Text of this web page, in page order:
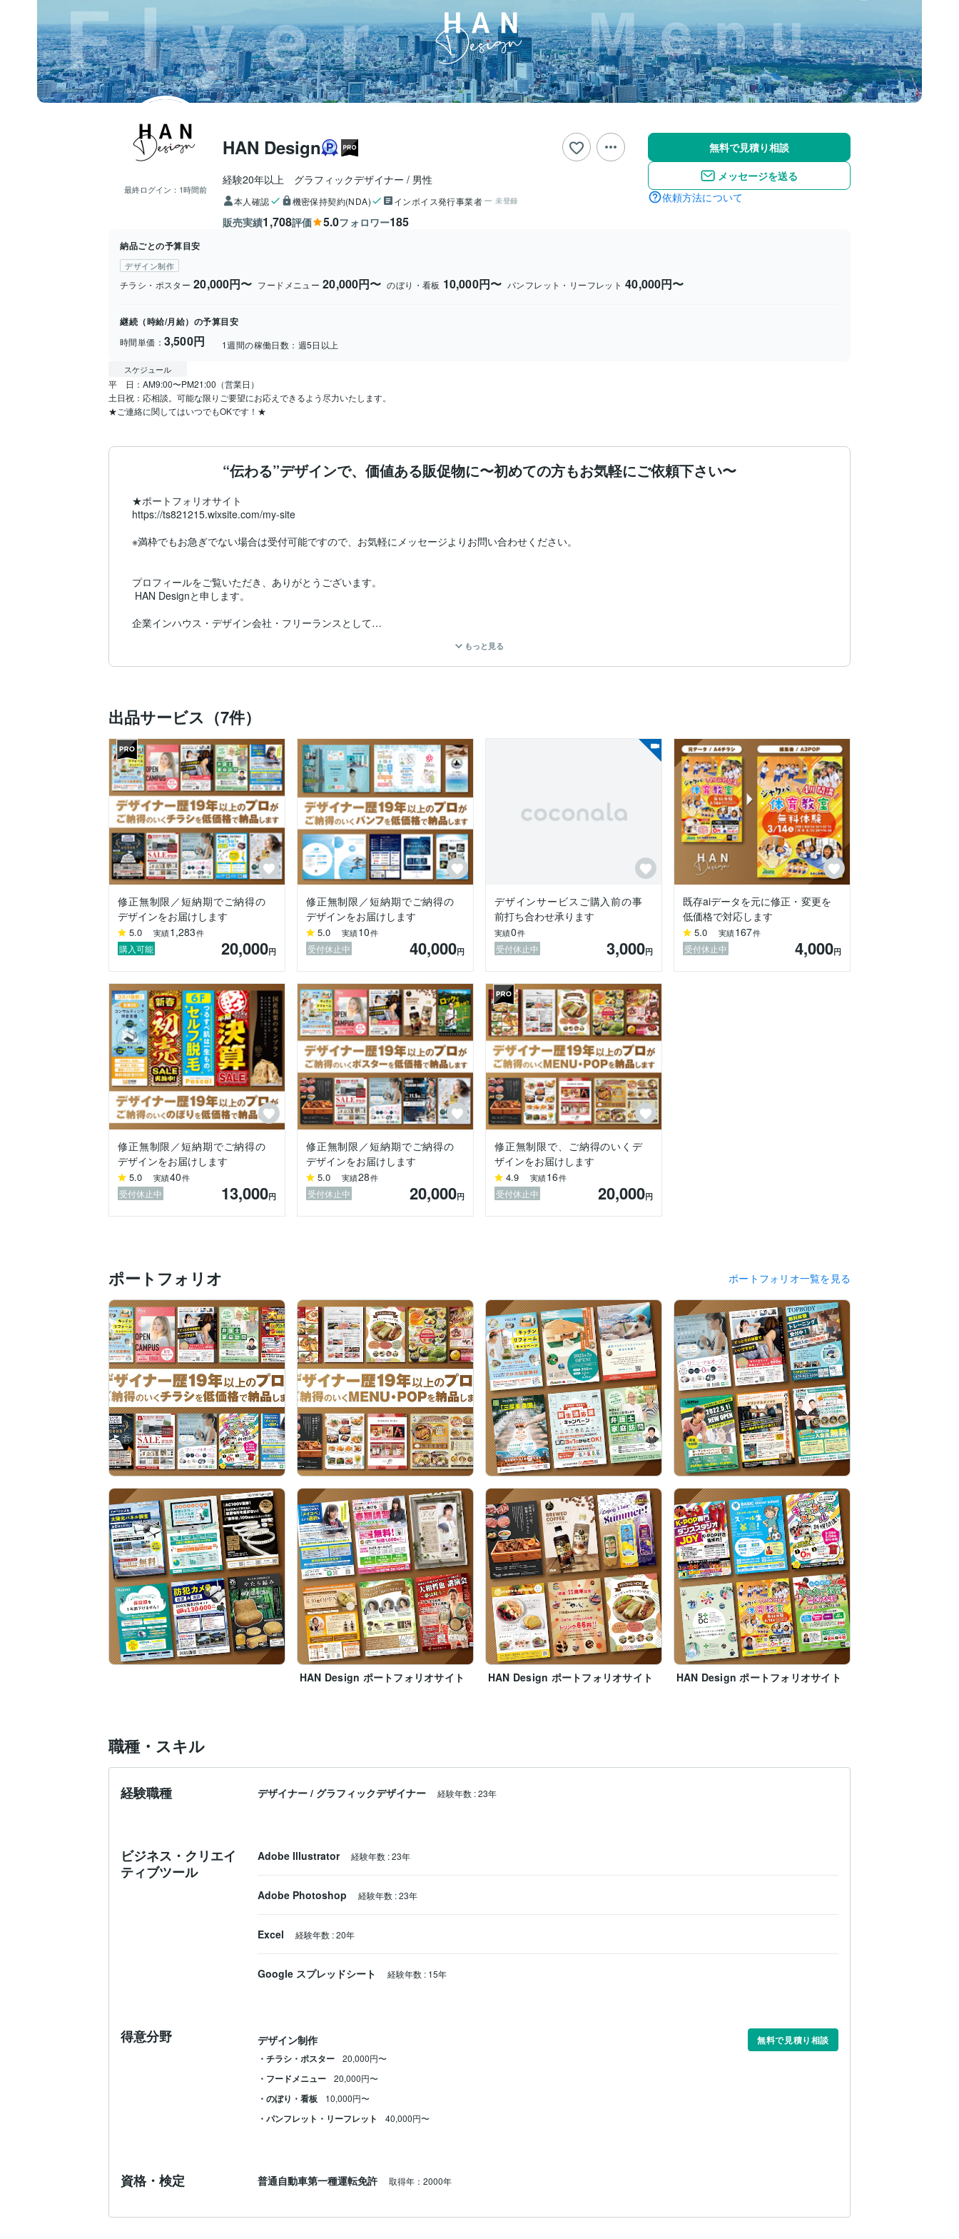
最終ログイン： 1時間前
HAN Design
経験20年以上　グラフィックデザイナー 男性
本人確認 機密保持契約(NDA) インボイス発行事業者 未登録
販売実績1,708評価 5.0フォロワー185
無料で見積り相談
メッセージを送る
依頼方法について
納品ごとの予算目安
デザイン制作
チラシ・ポスター 20,000円〜 フードメニュー 20,000円〜 のぼり・看板 10,000円〜 パンフレット・リーフレット 40,000円〜
継続（時給/月給）の予算目安
時間単価： 3,500円 1週間の稼働日数： 週5日以上
スケジュール
平　日：AM9:00〜PM21:00（営業日）
土日祝：応相談。可能な限りご要望にお応えできるよう尽力いたします。
★ご連絡に関してはいつでもOKです！★
“伝わる”デザインで、価値ある販促物に〜初めての方もお気軽にご依頼下さい〜
★ポートフォリオサイト
https://ts821215.wixsite.com/my-site
※満枠でもお急ぎでない場合は受付可能ですので、お気軽にメッセージよりお問い合わせください。
プロフィールをご覧いただき、ありがとうございます。
HAN Designと申します。
企業インハウス・デザイン会社・フリーランスとして
様々な紙媒体のデザインを手掛けてきた経験を活かし、
何かお困りの事がございましたらお気軽にご相談ください。
★初めての方もぜひお気軽に★
※制作物は制作事例として掲載させていただく場合がございます。
（NGの場合はお気軽にお知らせください）
もっと見る
出品サービス（7件）
修正無制限／短納期でご納得の
デザインをお届けします
5.0 実績1,283件
購入可能 20,000円
修正無制限／短納期でご納得の
デザインをお届けします
5.0 実績10件
受付休止中 40,000円
デザインサービスご購入前の事
前打ち合わせ承ります
実績0件
受付休止中 3,000円
既存aiデータを元に修正・変更を
低価格で対応します
5.0 実績167件
受付休止中 4,000円
修正無制限／短納期でご納得の
デザインをお届けします
5.0 実績40件
受付休止中 13,000円
修正無制限／短納期でご納得の
デザインをお届けします
5.0 実績28件
受付休止中 20,000円
修正無制限で、ご納得のいくデ
ザインをお届けします
4.9 実績16件
受付休止中 20,000円
ポートフォリオ ポートフォリオ一覧を見る
HAN Design ポートフォリオサイト HAN Design ポートフォリオサイト HAN Design ポートフォリオサイト
職種・スキル
経験職種 デザイナー / グラフィックデザイナー 経験年数 :23年
ビジネス・クリエイ
ティブツール
Adobe Illustrator 経験年数 :23年
Adobe Photoshop 経験年数 :23年
Excel 経験年数 :20年
Google スプレッドシート 経験年数 : 15年
得意分野 デザイン制作
無料で見積り相談
・チラシ・ポスター
20,000円〜
・フードメニュー 20,000円〜
・のぼり・看板 10,000円〜
・パンフレット・リーフレット 40,000円〜
資格・検定 普通自動車第一種運転免許 取得年：2000年